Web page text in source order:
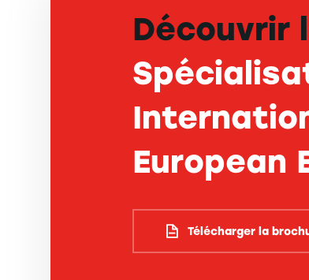
Découvrir
European
Télécharger la